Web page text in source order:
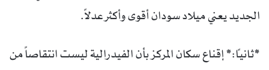
الجديد يعني ميلاد سودان أقوى وأكثر عدلاً.
*ثانياً:* إقناع سكان المركز بأن الفيدرالية ليست انتقاصاً من